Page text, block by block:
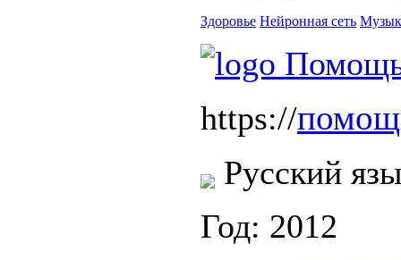
Здоровье Нейронная сеть
https://
Русский
Год: 2012